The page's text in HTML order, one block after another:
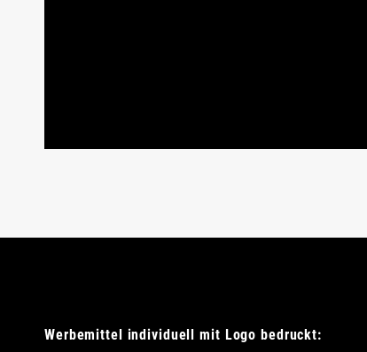
Werbemittel individuell mit Logo bedruckt: